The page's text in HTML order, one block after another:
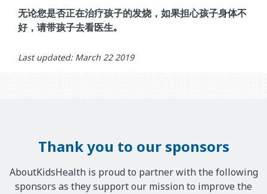
无论您是否正在治疗孩子的发烧，如果担心孩子身体不
好，请带孩子去看医生｡
Last updated: March 22 2019
Thank you to our sponsors
AboutKidsHealth is proud to partner with the following
sponsors as they support our mission to improve the